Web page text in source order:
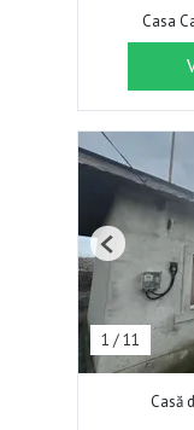
Casa
1 /11
Previous
Casă